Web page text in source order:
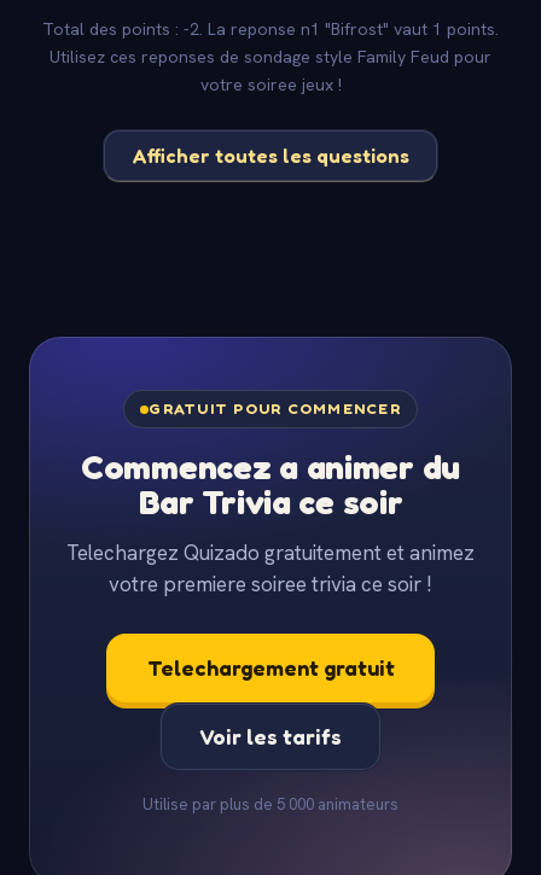
Total des points : -2. La reponse n1 "Bifrost" vaut 1 points.
Utilisez ces reponses de sondage style Family Feud pour
votre soiree jeux !
Afficher toutes les questions
GRATUIT POUR COMMENCER
Commencez a animer du
Bar Trivia ce soir
Telechargez Quizado gratuitement et animez
votre premiere soiree trivia ce soir !
Telechargement gratuit
Voir les tarifs
Utilise par plus de 5 000 animateurs